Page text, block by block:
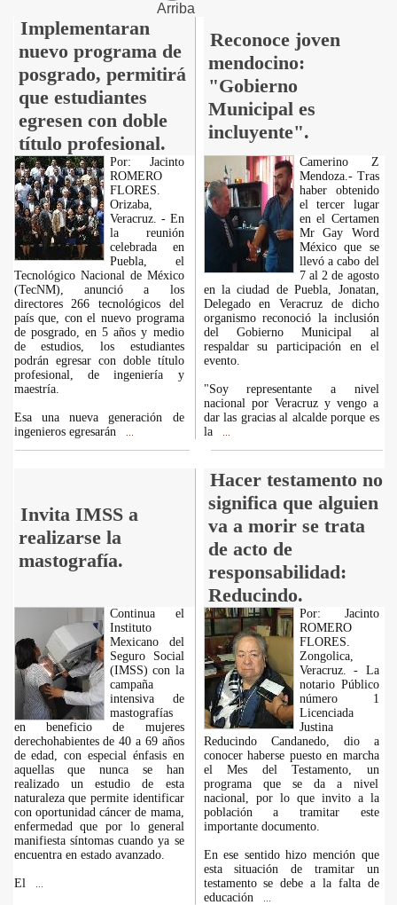
Arriba
Implementaran
nuevo programa de
posgrado, permitirá
que estudiantes
egresen con doble
título profesional.
Reconoce joven
mendocino:
"Gobierno
Municipal es
incluyente".
Por: Jacinto
ROMERO
FLORES.
Orizaba,
Veracruz. - En
la reunión
celebrada en
Puebla, el
Tecnológico Nacional de México
(TecNM), anunció a los
directores 266 tecnológicos del
país que, con el nuevo programa
de posgrado, en 5 años y medio
de estudios, los estudiantes
podrán egresar con doble título
profesional, de ingeniería y
maestría.
Esa una nueva generación de
ingenieros egresarán
Camerino Z
Mendoza.- Tras
haber obtenido
el tercer lugar
en el Certamen
Mr Gay Word
México que se
llevó a cabo del
7 al 2 de agosto
en la ciudad de Puebla, Jonatan,
Delegado en Veracruz de dicho
organismo reconoció la inclusión
del Gobierno Municipal al
respaldar su participación en el
evento.
"Soy representante a nivel
nacional por Veracruz y vengo a
dar las gracias al alcalde porque es
la
Invita IMSS a
realizarse la
mastografía.
Hacer testamento no
significa que alguien
va a morir se trata
de acto de
responsabilidad:
Reducindo.
Continua el
Instituto
Mexicano del
Seguro Social
(IMSS) con la
campaña
intensiva de
mastografías
en beneficio de mujeres
derechohabientes de 40 a 69 años
de edad, con especial énfasis en
aquellas que nunca se han
realizado un estudio de esta
naturaleza que permite identificar
con oportunidad cáncer de mama,
enfermedad que por lo general
manifiesta síntomas cuando ya se
encuentra en estado avanzado.
El
Por: Jacinto
ROMERO
FLORES.
Zongolica,
Veracruz. - La
notario Público
número 1
Licenciada
Justina
Reducindo Candanedo, dio a
conocer haberse puesto en marcha
el Mes del Testamento, un
programa que se da a nivel
nacional, por lo que invito a la
población a tramitar este
importante documento.
En ese sentido hizo mención que
esta situación de tramitar un
testamento se debe a la falta de
educación